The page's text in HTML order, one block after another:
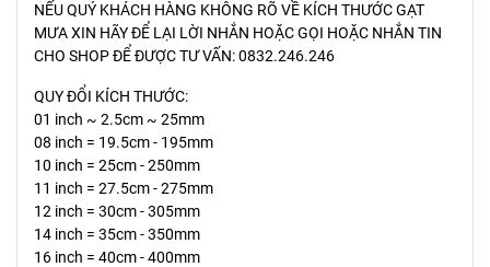
NẾU QUÝ KHÁCH HÀNG KHÔNG RÕ VỀ KÍCH THƯỚC GẠT
MƯA XIN HÃY ĐỂ LẠI LỜI NHẮN HOẶC GỌI HOẶC NHẮN TIN
CHO SHOP ĐỂ ĐƯỢC TƯ VẤN: 0832.246.246
QUY ĐỔI KÍCH THƯỚC:
01 inch ~ 2.5cm ~ 25mm
08 inch = 19.5cm - 195mm
10 inch = 25cm - 250mm
11 inch = 27.5cm - 275mm
12 inch = 30cm - 305mm
14 inch = 35cm - 350mm
16 inch = 40cm - 400mm